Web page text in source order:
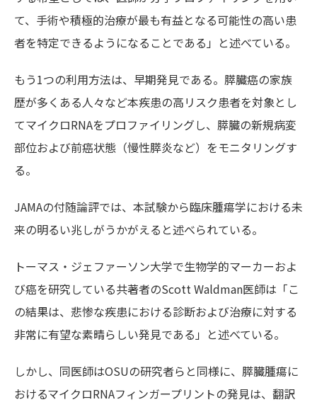
て、手術や積極的治療が最も有益となる可能性の高い患
者を特定できるようになることである」と述べている。
もう1つの利用方法は、早期発見である。膵臓癌の家族
歴が多くある人々など本疾患の高リスク患者を対象とし
てマイクロRNAをプロファイリングし、膵臓の新規病変
部位および前癌状態（慢性膵炎など）をモニタリングす
る。
JAMAの付随論評では、本試験から臨床腫瘍学における未
来の明るい兆しがうかがえると述べられている。
トーマス・ジェファーソン大学で生物学的マーカーおよ
び癌を研究している共著者のScott Waldman医師は「こ
の結果は、悲惨な疾患における診断および治療に対する
非常に有望な素晴らしい発見である」と述べている。
しかし、同医師はOSUの研究者らと同様に、膵臓腫瘍に
おけるマイクロRNAフィンガープリントの発見は、翻訳